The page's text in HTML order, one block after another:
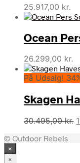
25.917,00 kr.
Ocean
26.299,00 kr.
På Udsalg!
Skagen
30.495,00kr.
© Outdoor Rebels
×
×